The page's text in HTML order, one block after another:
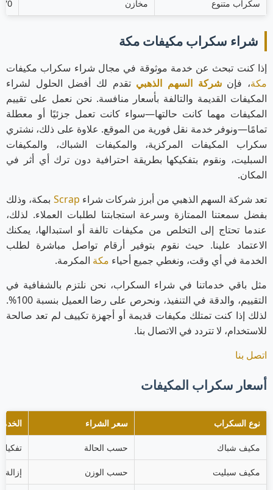
سكراب متنوع مخازن 3.70
شراء سكراب مكيفات مكة
إذا كنت تبحث عن خدمة موثوقة في مجال شراء سكراب مكيفات
مكة، فإنشركة السهم الذهبي تقدم لك أفضل الحلول لشراء
المكيفات القديمة والتالفة بأسعار منافسة. نحن نعمل على تقييم
المكيفات مهما كانت حالتها—سواء كانت تعمل جزئيًا أو معطلة
تمامًا—ونوفر خدمة نقل فورية من الموقع. علاوة على ذلك، نشتري
سكراب المكيفات المركزية، والمكيفات الشباك، والمكيفات
السبليت، ونقوم بتفكيكها بطريقة احترافية دون ترك أي أثر في
المكان.
تعد شركة السهم الذهبي من أبرز شركات شراء Scrap بمكة، وذلك
بفضل سمعتنا الممتازة وسرعة استجابتنا لطلبات العملاء. لذلك،
عندما تحتاج إلى التخلص من مكيفات تالفة أو استبدالها، يمكنك
الاعتماد علينا. حيث نقوم بتوفير أرقام تواصل مباشرة لطلب
الخدمة في أي وقت، ونغطي جميع أحياء مكة المكرمة.
مثل باقي خدماتنا في شراء السكراب، نحن نلتزم بالشفافية في
التقييم، والدقة في التنفيذ، ونحرص على رضا العميل بنسبة 100%.
لذلك إذا كنت تمتلك مكيفات قديمة أو أجهزة تكييف لم تعد صالحة
للاستخدام، لا تتردد في الاتصال بنا.
اتصل بنا
أسعار سكراب المكيفات
نوع السكراب سعر الشراء
مكيف شباك حسب الحالة
مكيف سبليت حسب الوزن إزالة